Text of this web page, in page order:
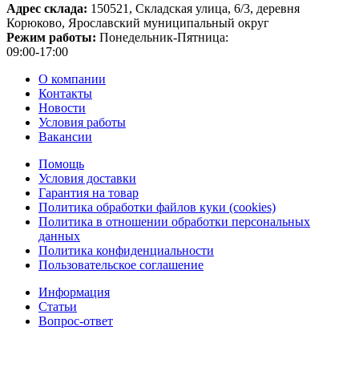
Адрес склада: 150521, Складская улица, 6/3, деревня
Корюково, Ярославский муниципальный округ
Режим работы: Понедельник-Пятница:
09:00-17:00
О компании
Контакты
Новости
Условия работы
Вакансии
Помощь
Условия доставки
Гарантия на товар
Политика обработки файлов куки (cookies)
Политика в отношении обработки персональных
данных
Политика конфиденциальности
Пользовательское соглашение
Информация
Статьи
Вопрос-ответ